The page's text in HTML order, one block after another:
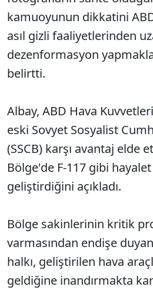
kamuoyunun dikkatini
asıl gizli faaliyetlerinden
dezenformasyon
belirtti.
Albay, ABD Hava
eski Sovyet Sosyalist
(SSCB) karşı avantaj elde
Bölge'de F-117 gibi
geliştirdiğini açıkladı.
Bölge sakinlerinin kritik
varmasından endişe
halkı, geliştirilen hava
geldiğine inandırmakta